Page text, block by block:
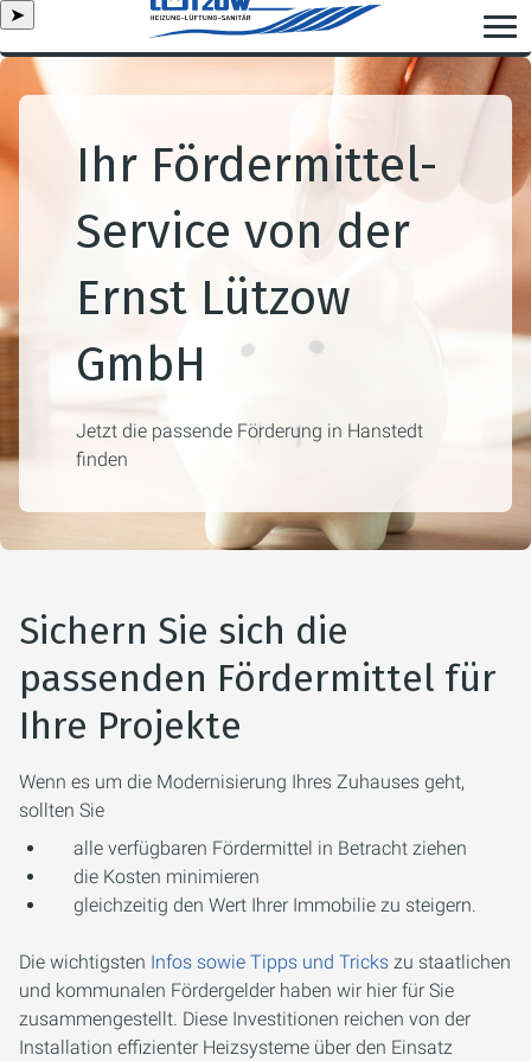
➤
Ihr Fördermittel-
Service von der
Ernst Lützow
GmbH
Jetzt die passende Förderung in Hanstedt
finden
Sichern Sie sich die
passenden Fördermittel für
Ihre Projekte
Wenn es um die Modernisierung Ihres Zuhauses geht,
sollten Sie
alle verfügbaren Fördermittel in Betracht ziehen
die Kosten minimieren
gleichzeitig den Wert Ihrer Immobilie zu steigern.
Die wichtigsten Infos sowie Tipps und Tricks zu staatlichen
und kommunalen Fördergelder haben wir hier für Sie
zusammengestellt. Diese Investitionen reichen von der
Installation effizienter Heizsysteme über den Einsatz